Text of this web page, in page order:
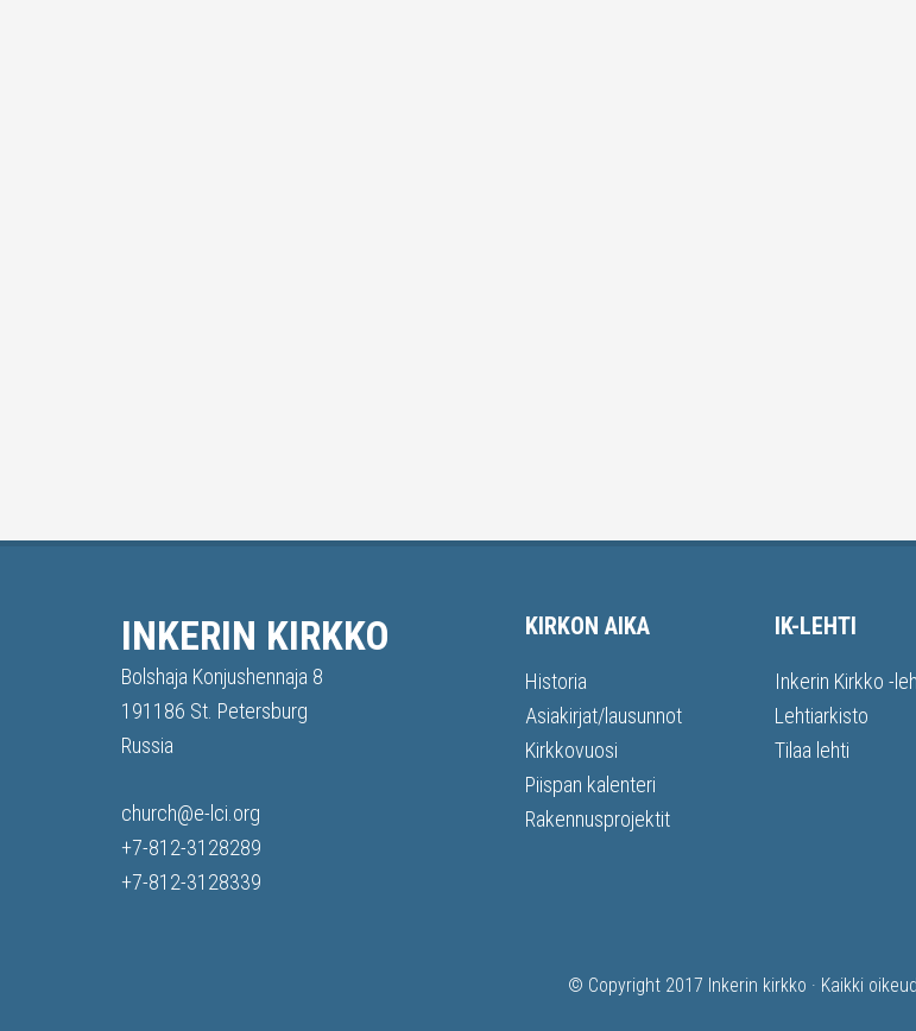
INKERIN KIRKKO
Bolshaja Konjushennaja 8
191186 St. Petersburg
Russia
church@e-lci.org
+7-812-3128289
+7-812-3128339
KIRKON AIKA
Historia
Asiakirjat/lausunnot
Kirkkovuosi
Piispan kalenteri
Rakennusprojektit
IK-LEHTI
Inkerin Kirkko -
Lehtiarkisto
Tilaa lehti
© Copyright 2017 Inkerin kirkko · Kaikki